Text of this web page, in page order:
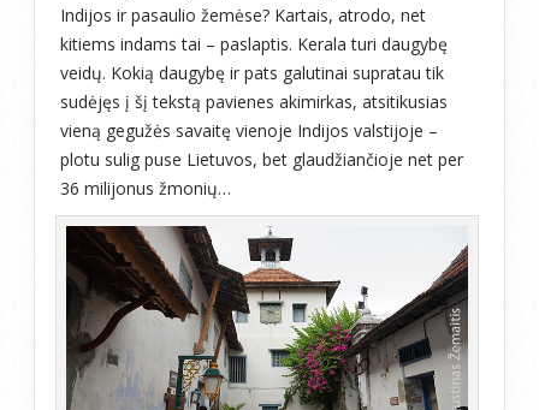
Indijos ir pasaulio žemėse? Kartais, atrodo, net
kitiems indams tai – paslaptis. Kerala turi daugybę
veidų. Kokią daugybę ir pats galutinai supratau tik
sudėjęs į šį tekstą pavienes akimirkas, atsitikusias
vieną gegužės savaitę vienoje Indijos valstijoje –
plotu sulig puse Lietuvos, bet glaudžiančioje net per
36 milijonus žmonių…